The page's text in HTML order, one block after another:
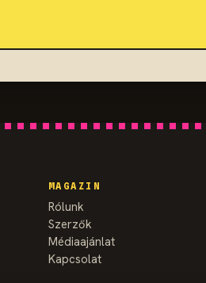
MAGAZIN
Rólunk
Szerzők
Médiaajánlat
Kapcsolat